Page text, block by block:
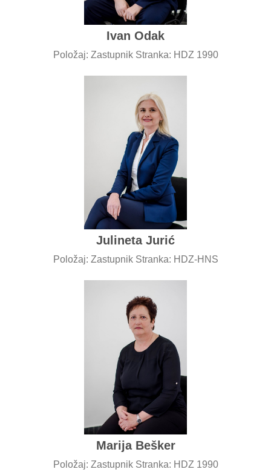
Ivan Odak
Položaj: Zastupnik Stranka: HDZ 1990
Julineta Jurić
Položaj: Zastupnik Stranka: HDZ-HNS
Marija Bešker
Položaj: Zastupnik Stranka: HDZ 1990